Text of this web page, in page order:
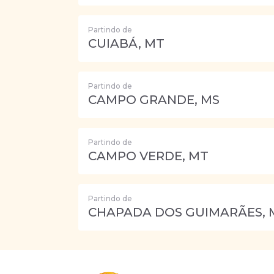
Partindo de
CUIABÁ, MT
Partindo de
CAMPO GRANDE, MS
Partindo de
CAMPO VERDE, MT
Partindo de
CHAPADA DOS GUIMARÃES,